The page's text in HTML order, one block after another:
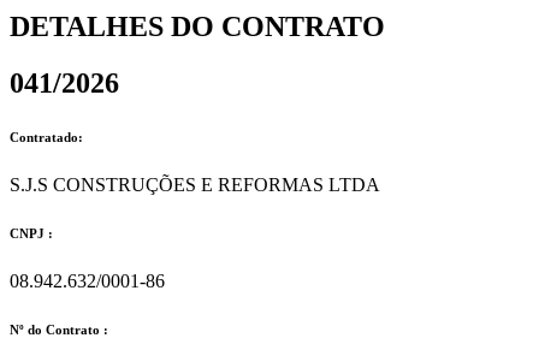
DETALHES DO CONTRATO​
041/2026
Contratado:
S.J.S CONSTRUÇÕES E REFORMAS LTDA
CNPJ :
08.942.632/0001-86
Nº do Contrato :